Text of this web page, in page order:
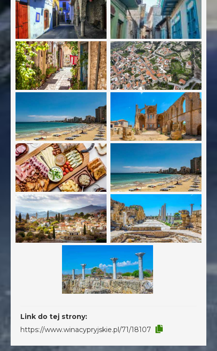
Link do tej strony:
https://www.winacypryjskie.pl/71/18107